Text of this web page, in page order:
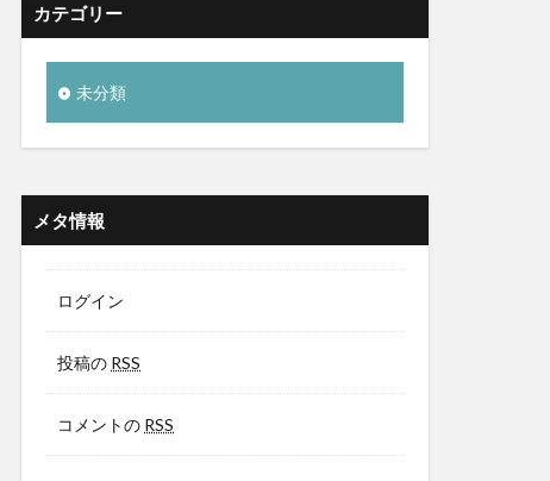
カテゴリー
未分類
メタ情報
ログイン
投稿の RSS
コメントの RSS